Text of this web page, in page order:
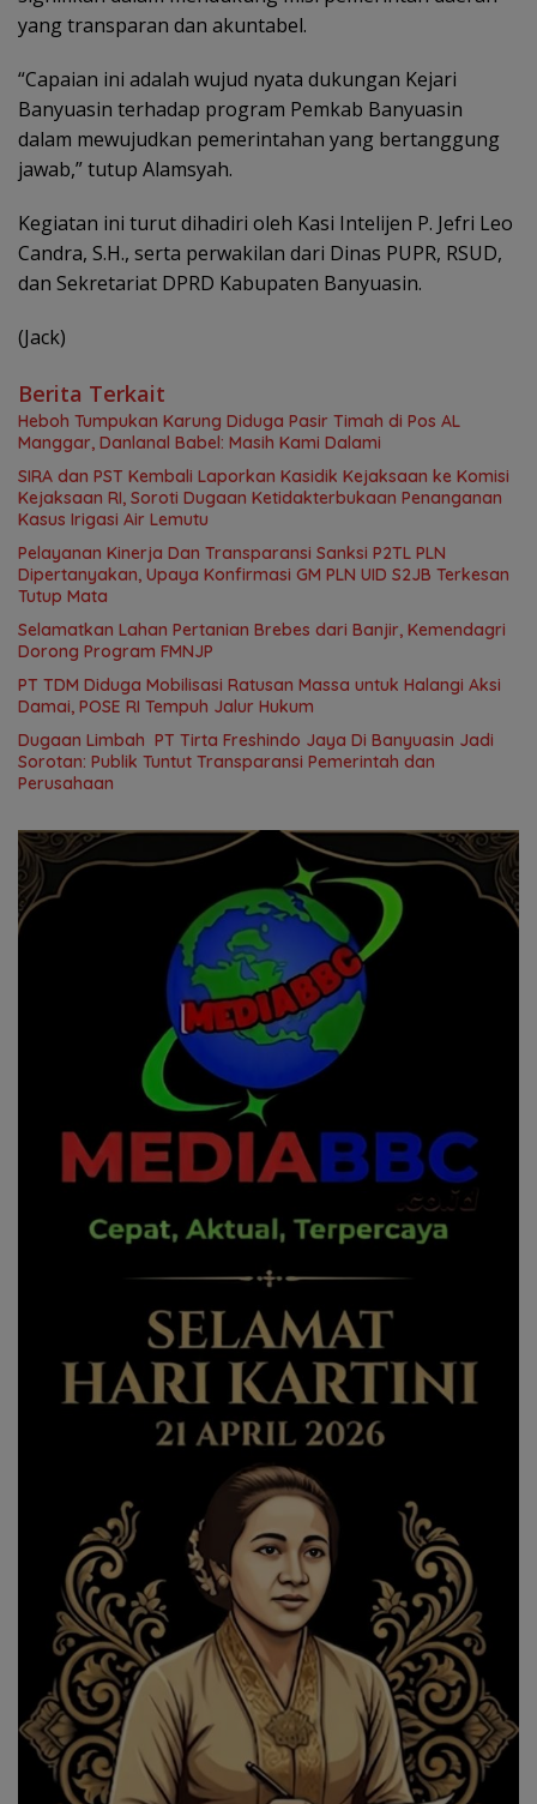
yang transparan dan akuntabel.
“Capaian ini adalah wujud nyata dukungan Kejari
Banyuasin terhadap program Pemkab Banyuasin
dalam mewujudkan pemerintahan yang bertanggung
jawab,” tutup Alamsyah.
Kegiatan ini turut dihadiri oleh Kasi Intelijen P. Jefri Leo
Candra, S.H., serta perwakilan dari Dinas PUPR, RSUD,
dan Sekretariat DPRD Kabupaten Banyuasin.
(Jack)
Berita Terkait
Heboh Tumpukan Karung Diduga Pasir Timah di Pos AL
Manggar, Danlanal Babel: Masih Kami Dalami
SIRA dan PST Kembali Laporkan Kasidik Kejaksaan ke Komisi
Kejaksaan RI, Soroti Dugaan Ketidakterbukaan Penanganan
Kasus Irigasi Air Lemutu
Pelayanan Kinerja Dan Transparansi Sanksi P2TL PLN
Dipertanyakan, Upaya Konfirmasi GM PLN UID S2JB Terkesan
Tutup Mata
Selamatkan Lahan Pertanian Brebes dari Banjir, Kemendagri
Dorong Program FMNJP
PT TDM Diduga Mobilisasi Ratusan Massa untuk Halangi Aksi
Damai, POSE RI Tempuh Jalur Hukum
Dugaan Limbah PT Tirta Freshindo Jaya Di Banyuasin Jadi
Sorotan: Publik Tuntut Transparansi Pemerintah dan
Perusahaan